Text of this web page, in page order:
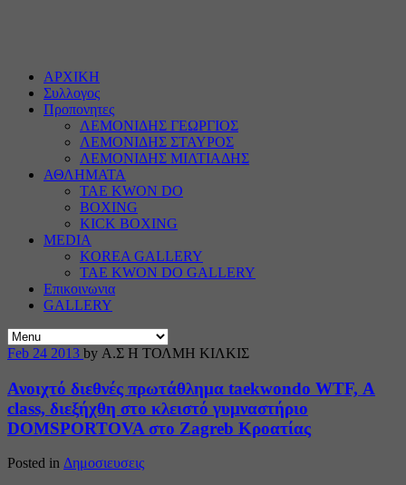
ΑΡΧΙΚΗ
Συλλογος
Προπονητες
ΛΕΜΟΝΙΔΗΣ ΓΕΩΡΓΙΟΣ
ΛΕΜΟΝΙΔΗΣ ΣΤΑΥΡΟΣ
ΛΕΜΟΝΙΔΗΣ ΜΙΛΤΙΑΔΗΣ
ΑΘΛΗΜΑΤΑ
TAE KWON DO
BOXING
KICK BOXING
MEDIA
KOREA GALLERY
TAE KWON DO GALLERY
Επικοινωνια
GALLERY
Feb 24 2013 by Α.Σ Η ΤΟΛΜΗ ΚΙΛΚΙΣ
Ανοιχτό διεθνές πρωτάθλημα taekwondo WTF, Α
class, διεξήχθη στο κλειστό γυμναστήριο
DOMSPORTOVA στο Zagreb Κροατίας
Posted in Δημοσιευσεις